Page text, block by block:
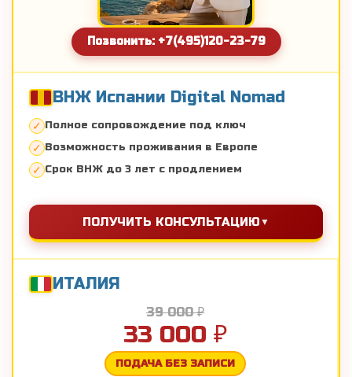
Позвонить: +7(495)120-23-79
ВНЖ Испании Digital Nomad
Полное сопровождение под ключ
Возможность проживания в Европе
Срок ВНЖ до 3 лет с продлением
ПОЛУЧИТЬ КОНСУЛЬТАЦИЮ
ИТАЛИЯ
39 000 ₽
33 000 ₽
ПОДАЧА БЕЗ ЗАПИСИ